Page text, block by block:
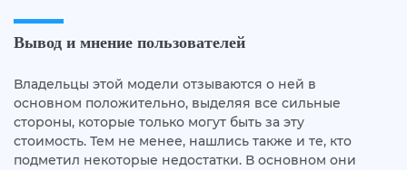
Вывод и мнение пользователей
Владельцы этой модели отзываются о ней в
основном положительно, выделяя все сильные
стороны, которые только могут быть за эту
стоимость. Тем не менее, нашлись также и те, кто
подметил некоторые недостатки. В основном они